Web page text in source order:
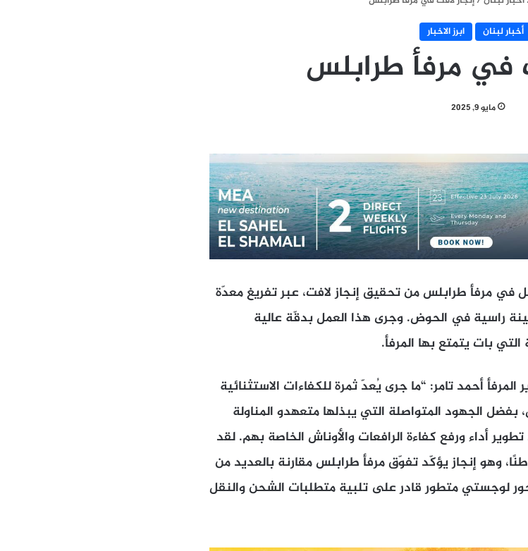
أخبار لبنان
ابرز الاخبار
في مرفأ طرابلس
مايو 9, 2025
في مرفأ طرابلس من تحقيق إنجاز لافت، عبر تفريغ معدّة
على متن سفينة راسية في الحوض. وجرى هذا العمل بدقّة عالية
بات يتمتع بها المرفأ.
أحمد تامر: “ما جرى يُعدّ ثمرة للكفاءات الاستثنائية
بفضل الجهود المتواصلة التي يبذلها متعهدو المناولة
أداء ورفع كفاءة الرافعات والأوناش الخاصة بهم. لقد
نجحنا في تفريغ معدّات ثقيلة تزن 140 طنًا، وهو إنجاز يؤكّد تفوّق مرفأ طرابلس مقارنة بالعديد من
لوجستي متطور قادر على تلبية متطلبات الشحن والنقل